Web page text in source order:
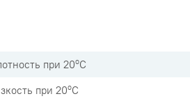
при 20оС
при 20оС